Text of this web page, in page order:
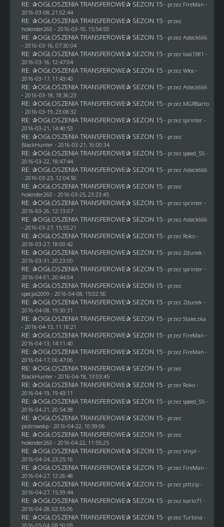
RE: ✰OGŁOSZENIA TRANSFEROWE✰ SEZON 15 - przez FireMan -
2016-03-08, 21:02:44
RE: ✰OGŁOSZENIA TRANSFEROWE✰ SEZON 15 - przez
holender260 - 2016-03-10, 15:54:55
RE: ✰OGŁOSZENIA TRANSFEROWE✰ SEZON 15 - przez Asteck666
- 2016-03-16, 07:30:04
RE: ✰OGŁOSZENIA TRANSFEROWE✰ SEZON 15 - przez taxi1981 -
2016-03-16, 12:47:04
RE: ✰OGŁOSZENIA TRANSFEROWE✰ SEZON 15 - przez Włos-
2016-03-17, 11:43:40
RE: ✰OGŁOSZENIA TRANSFEROWE✰ SEZON 15 - przez Asteck666
- 2016-03-18, 18:36:23
RE: ✰OGŁOSZENIA TRANSFEROWE✰ SEZON 15 - przez MGRBarto
- 2016-03-19, 23:08:32
RE: ✰OGŁOSZENIA TRANSFEROWE✰ SEZON 15 - przez sprinter -
2016-03-21, 14:40:53
RE: ✰OGŁOSZENIA TRANSFEROWE✰ SEZON 15 - przez
BlackHunter- 2016-03-21, 16:00:34
RE: ✰OGŁOSZENIA TRANSFEROWE✰ SEZON 15 - przez speed_55 -
2016-03-22, 18:47:44
RE: ✰OGŁOSZENIA TRANSFEROWE✰ SEZON 15 - przez Asteck666
- 2016-03-23, 12:04:50
RE: ✰OGŁOSZENIA TRANSFEROWE✰ SEZON 15 - przez
holender260 - 2016-03-25, 23:23:45
RE: ✰OGŁOSZENIA TRANSFEROWE✰ SEZON 15 - przez sprinter -
2016-03-26, 12:13:07
RE: ✰OGŁOSZENIA TRANSFEROWE✰ SEZON 15 - przez Asteck666
- 2016-03-27, 15:55:21
RE: ✰OGŁOSZENIA TRANSFEROWE✰ SEZON 15 - przez Roko-
2016-03-27, 18:00:42
RE: ✰OGŁOSZENIA TRANSFEROWE✰ SEZON 15 - przez Zdunek -
2016-03-31, 20:23:00
RE: ✰OGŁOSZENIA TRANSFEROWE✰ SEZON 15 - przez sprinter -
2016-04-01, 20:44:04
RE: ✰OGŁOSZENIA TRANSFEROWE✰ SEZON 15 - przez
specjal2009 - 2016-04-08, 15:02:50
RE: ✰OGŁOSZENIA TRANSFEROWE✰ SEZON 15 - przez Zdunek -
2016-04-08, 19:30:31
RE: ✰OGŁOSZENIA TRANSFEROWE✰ SEZON 15 - przez Staleczka
- 2016-04-13, 11:18:21
RE: ✰OGŁOSZENIA TRANSFEROWE✰ SEZON 15 - przez FireMan -
2016-04-13, 14:11:40
RE: ✰OGŁOSZENIA TRANSFEROWE✰ SEZON 15 - przez FireMan -
2016-04-17, 06:47:06
RE: ✰OGŁOSZENIA TRANSFEROWE✰ SEZON 15 - przez
BlackHunter- 2016-04-18, 13:03:45
RE: ✰OGŁOSZENIA TRANSFEROWE✰ SEZON 15 - przez Roko-
2016-04-19, 19:43:11
RE: ✰OGŁOSZENIA TRANSFEROWE✰ SEZON 15 - przez speed_55 -
2016-04-21, 20:54:38
RE: ✰OGŁOSZENIA TRANSFEROWE✰ SEZON 15 - przez
piotrowskp- 2016-04-22, 10:59:06
RE: ✰OGŁOSZENIA TRANSFEROWE✰ SEZON 15 - przez
holender260 - 2016-04-22, 11:55:25
RE: ✰OGŁOSZENIA TRANSFEROWE✰ SEZON 15 - przez Vinyll -
2016-04-24, 23:25:16
RE: ✰OGŁOSZENIA TRANSFEROWE✰ SEZON 15 - przez FireMan -
2016-04-27, 12:26:48
RE: ✰OGŁOSZENIA TRANSFEROWE✰ SEZON 15 - przez pittzip-
2016-04-27, 15:39:44
RE: ✰OGŁOSZENIA TRANSFEROWE✰ SEZON 15 - przez karlo71 -
2016-04-28, 02:55:06
RE: ✰OGŁOSZENIA TRANSFEROWE✰ SEZON 15 - przez Turbina -
2016-05-04, 08:50:09